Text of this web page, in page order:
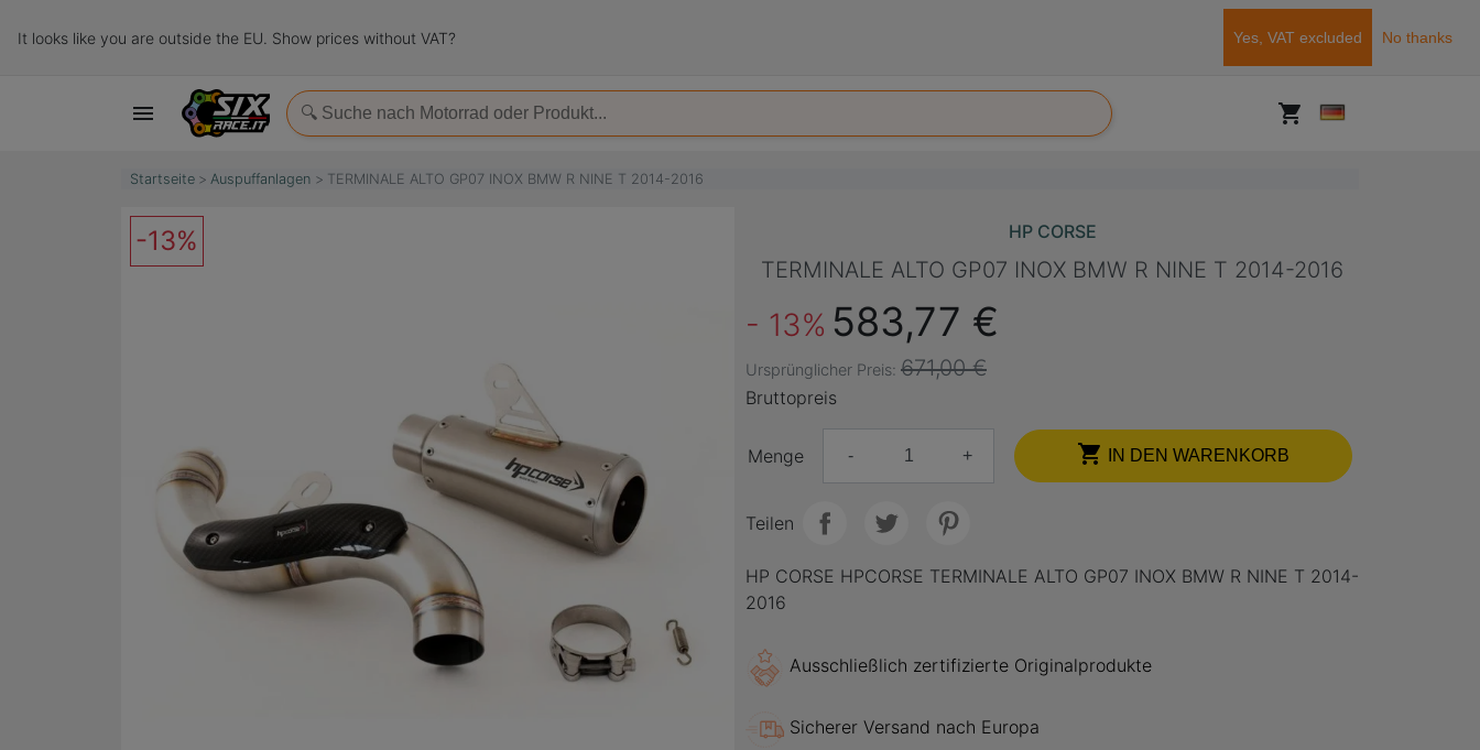
It looks like you are outside the EU. Show prices without VAT? Yes, VAT excluded No thanks
 shopping_cart
Startseite Auspuffanlagen TERMINALE ALTO GP07 INOX BMW R NINE T 2014-2016
-13% HP CORSE
TERMINALE ALTO GP07 INOX BMW R NINE T 2014-2016
- 13% 583,77 €
Ursprünglicher Preis: 671,00 €
Bruttopreis
Menge - +  IN DEN WARENKORB
Teilen
HP CORSE HPCORSE TERMINALE ALTO GP07 INOX BMW R NINE T 2014-
2016
Ausschließlich zertifizierte Originalprodukte
Sicherer Versand nach Europa